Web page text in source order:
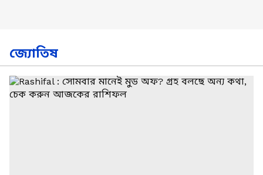
জ্যোতিষ